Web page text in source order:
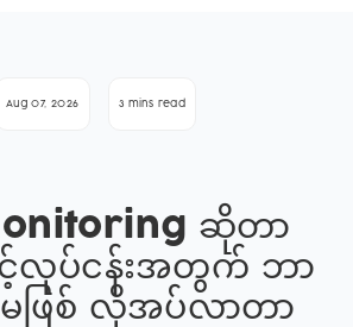
Aug 07, 2026 3 mins read
ဆိုတာ
လုပ်ငန်းအတွက် ဘာ
မဖြစ် လိုအပ်လာတာ